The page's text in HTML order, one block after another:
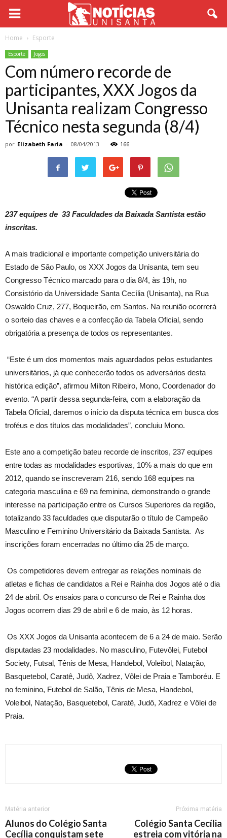
Home Esporte
Esporte Jogos
Com número recorde de
participantes, XXX Jogos da
Unisanta realizam Congresso
Técnico nesta segunda (8/4)
por Elizabeth Faria - 08/04/2013 166
237 equipes de 33 Faculdades da Baixada Santista estão
inscritas.
A mais tradicional e importante competição universitária do
Estado de São Paulo, os XXX Jogos da Unisanta, tem seu
Congresso Técnico marcado para o dia 8/4, às 19h, no
Consistório da Universidade Santa Cecília (Unisanta), na Rua
Oswaldo Cruz, 277, Boqueirão, em Santos. Na reunião ocorrerá
o sorteio das chaves e a confecção da Tabela Oficial, sendo
obrigatória a presença de todos os representantes.
“Este é um dos momentos mais aguardados pelos estudantes
universitários, já que conhecerão todos os adversários desta
histórica edição”, afirmou Milton Ribeiro, Mono, Coordenador do
evento. “A partir dessa segunda-feira, com a elaboração da
Tabela Oficial, daremos o início da disputa técnica em busca dos
troféus e dos títulos das modalidades”, concluiu Mono.
Este ano a competição bateu recorde de inscritos, 237 equipes
entre todas as modalidades esportivas, 10% a mais do que em
2012, quando se inscreveram 216, sendo 168 equipes na
categoria masculina e 69 na feminina, demonstrando o grande
interesse na participação entre os Cursos Superiores da região,
totalizando 33 faculdades que disputarão o título de Campeão
Masculino e Feminino Universitário da Baixada Santista. As
inscrições foram encerradas no último dia 25 de março.
Os competidores devem entregar as relações nominais de
atletas e fichas de candidatos a Rei e Rainha dos Jogos até o dia
24 de abril. Os ensaios para o concurso de Rei e Rainha dos
Jogos ocorrem dias 29 de abril e 6 de maio, às 12 horas.
Os XXX Jogos da Unisanta acontecem de 6 a 24 de maio. Serão
disputadas 23 modalidades. No masculino, Futevôlei, Futebol
Society, Futsal, Tênis de Mesa, Handebol, Voleibol, Natação,
Basquetebol, Caratê, Judô, Xadrez, Vôlei de Praia e Tamboréu. E
no feminino, Futebol de Salão, Tênis de Mesa, Handebol,
Voleibol, Natação, Basquetebol, Caratê, Judô, Xadrez e Vôlei de
Praia.
Matéria anterior
Alunos do Colégio Santa
Cecília conquistam sete
Próxima matéria
Colégio Santa Cecília
estreia com vitória na